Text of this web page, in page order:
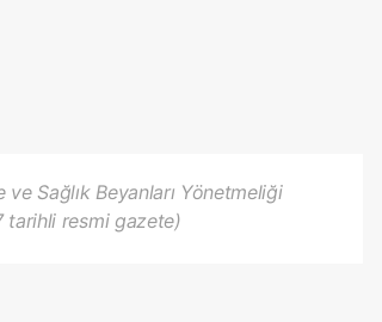
ve Sağlık Beyanları Yönetmeliği
tarihli resmi gazete)